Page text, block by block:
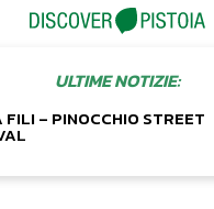
ULTIME NOTIZIE:
FILI – PINOCCHIO STREET